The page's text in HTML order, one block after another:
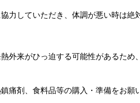
力していただき、体調が悪い時は絶
外来がひっ迫する可能性があるため、
痛剤、食料品等の購入・準備をお願